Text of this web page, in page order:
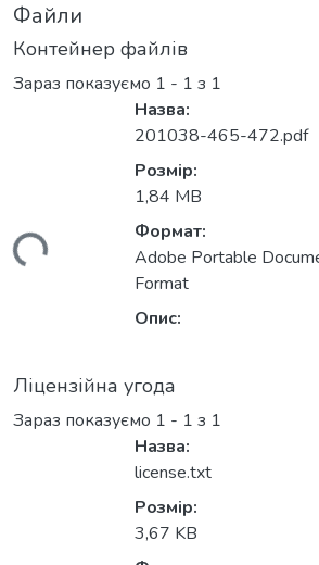
Файли
Контейнер файлів
Зараз показуємо 1 - 1 з 1
Назва:
201038-465-472.pdf
Розмір:
1,84 MB
Формат:
Adobe Portable
Format
Опис:
Ліцензійна угода
Зараз показуємо 1 - 1 з 1
Назва:
license.txt
Розмір:
3,67 KB